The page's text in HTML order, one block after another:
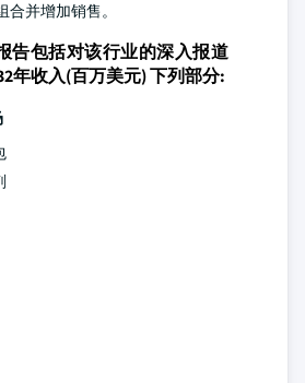
并增加销售。
告包括对该行业的深入报道
年收入(百万美元) 下列部分: